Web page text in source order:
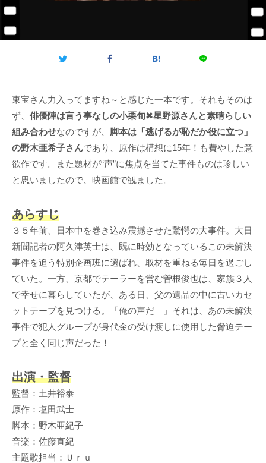
東宝さん力入ってますね～と感じた一本です。それもそのは
ず、 俳優陣は言う事なしの小栗旬✖星野源さんと素晴らしい
組み合わせなのですが、 脚本は「逃げるが恥だか役に立つ」
の野木亜希子さんであり、原作は構想に15年！も費やした意
欲作です。また題材が“声”に焦点を当てた事件ものは珍しい
と思いましたので、映画館で観ました。
あらすじ
３５年前、日本中を巻き込み震撼させた驚愕の大事件。大日
新聞記者の阿久津英士は、既に時効となっているこの未解決
事件を追う特別企画班に選ばれ、取材を重ねる毎日を過ごし
ていた。一方、京都でテーラーを営む曽根俊也は、家族３人
で幸せに暮らしていたが、ある日、父の遺品の中に古いカセ
ットテープを見つける。「俺の声だ―」それは、あの未解決
事件で犯人グループが身代金の受け渡しに使用した脅迫テー
プと全く同じ声だった！
出演・監督
監督：土井裕泰
原作：塩田武士
脚本：野木亜紀子
音楽：佐藤直紀
主題歌担当：Ｕｒｕ